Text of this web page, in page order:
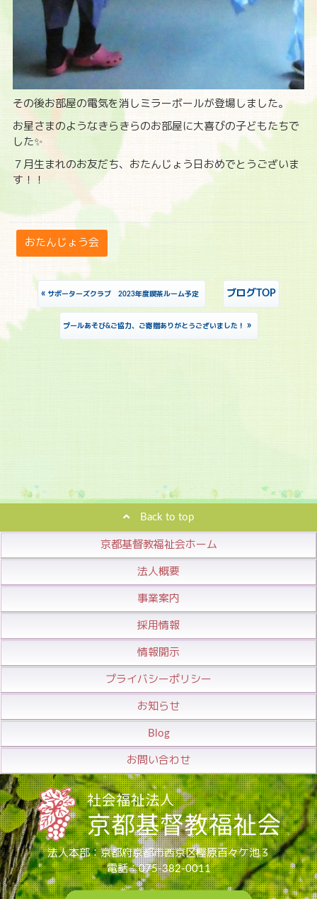
その後お部屋の電気を消しミラーボールが登場しました。
お星さまのようなきらきらのお部屋に大喜びの子どもたちで
した✨
７月生まれのお友だち、おたんじょう日おめでとうございま
す！！
おたんじょう会
« サポーターズクラブ 2023年度喫茶ルーム予定 ブログTOP
プールあそび&ご協力、ご寄贈ありがとうございました！ »
Back to top
京都基督教福祉会ホーム
法人概要
事業案内
採用情報
情報開示
プライバシーポリシー
お知らせ
Blog
お問い合わせ
法人本部：京都府京都市西京区樫原百々ケ池３
電話：075-382-0011